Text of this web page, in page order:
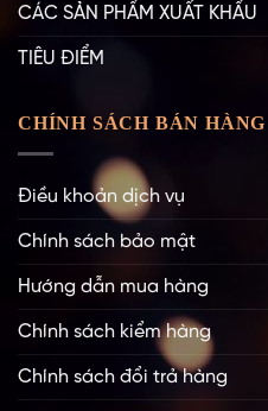
CÁC SẢN PHẨM XUẤT KHẨU
TIÊU ĐIỂM
CHÍNH SÁCH BÁN HÀNG
Điều khoản dịch vụ
Chính sách bảo mật
Hướng dẫn mua hàng
Chính sách kiểm hàng
Chính sách đổi trả hàng